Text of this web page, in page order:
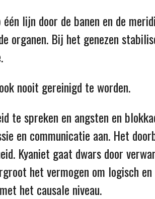
lijn door de banen en de
organen. Bij het genezen
nooit gereinigd te worden.
te spreken en angsten en
en communicatie aan. Het
Kyaniet gaat dwars door
het vermogen om logisch
het causale niveau.